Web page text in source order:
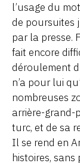
l’usage du
de poursuites
par la presse.
fait encore
déroulement
n’a pour lui
nombreuses
arrière-grand-
turc, et de sa
Il se rend en
histoires,